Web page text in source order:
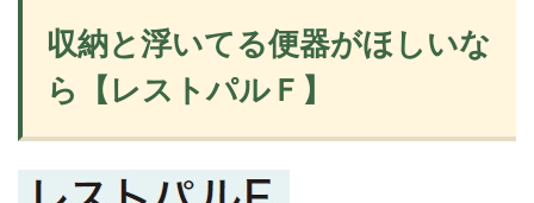
収納と浮いてる便器がほしいな
ら【レストパルＦ】